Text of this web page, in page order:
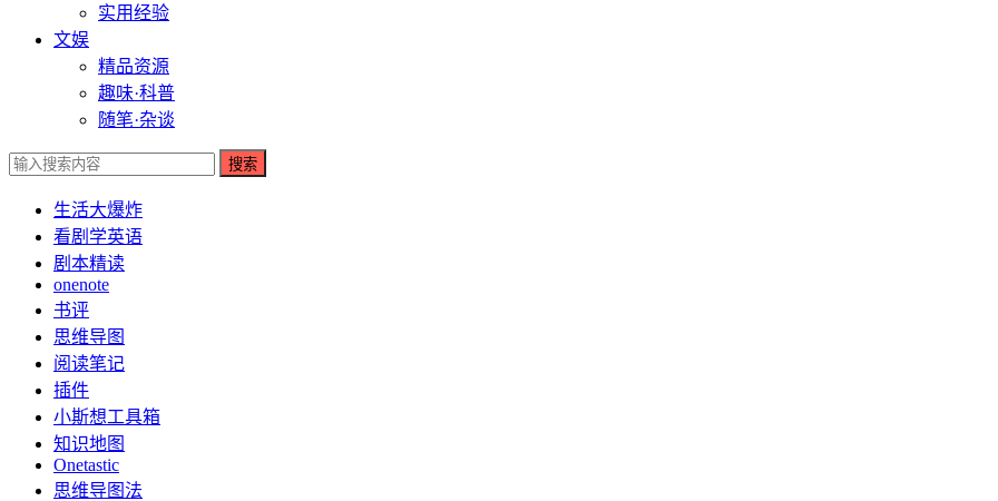
实用经验
文娱
精品资源
趣味·科普
随笔·杂谈
搜索
生活大爆炸
看剧学英语
剧本精读
onenote
书评
思维导图
阅读笔记
插件
小斯想工具箱
知识地图
Onetastic
思维导图法